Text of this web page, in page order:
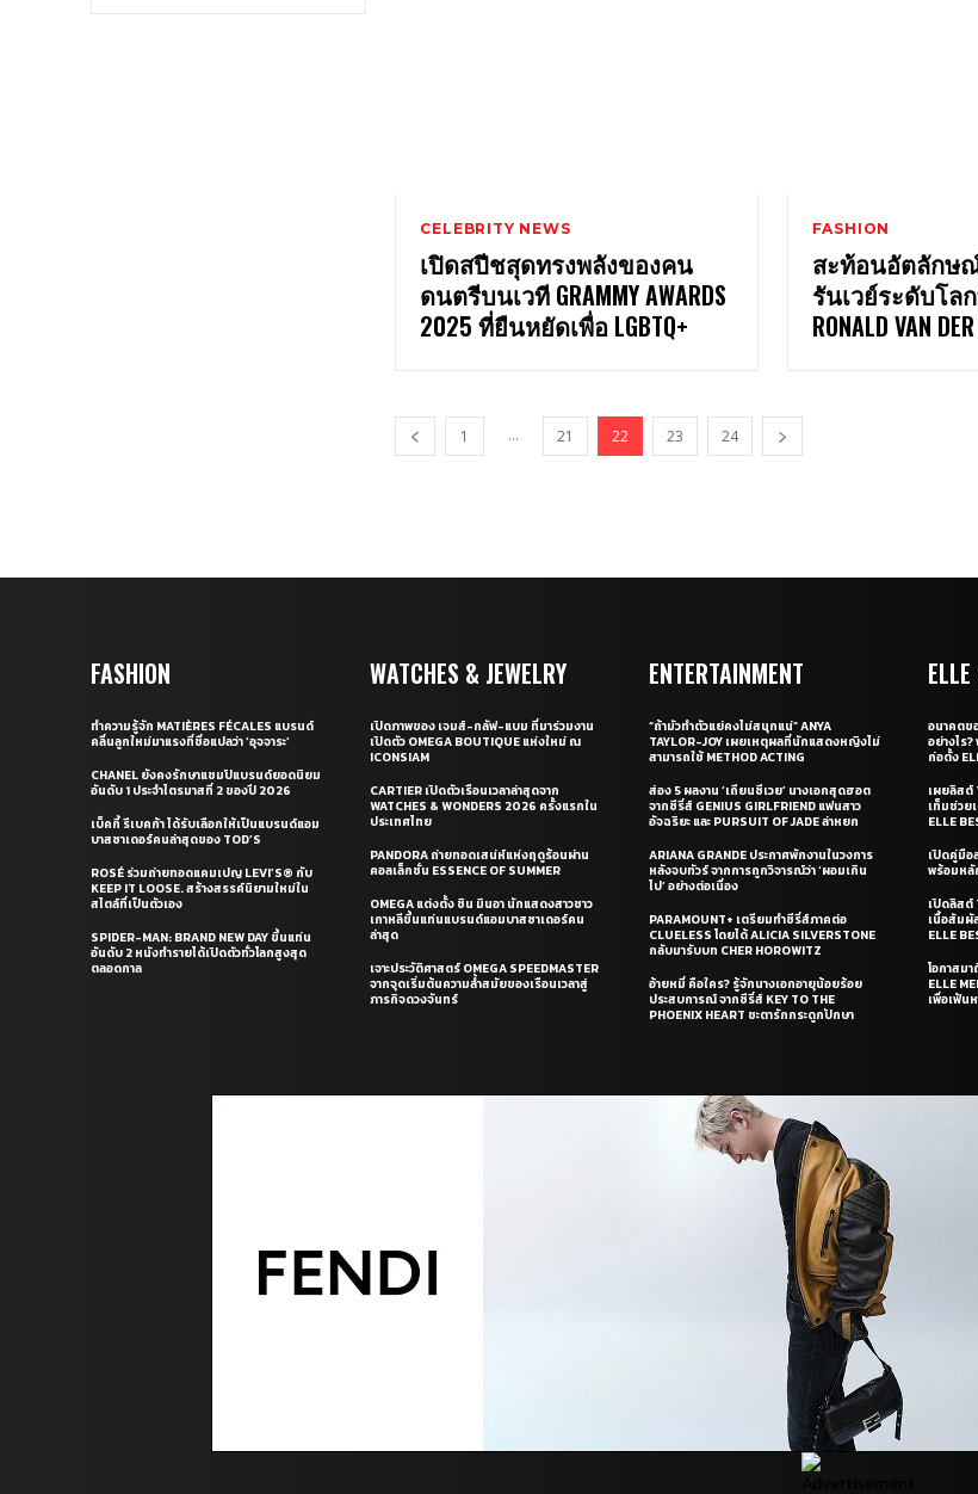
CELEBRITY NEWS
เปิดสปีชสุดทรงพลังของคน
ดนตรีบนเวที GRAMMY AWARDS
2025 ที่ยืนหยัดเพื่อ LGBTQ+
FASHION
สะท้อนอัตลักษณ์
รันเวย์ระดับโล
RONALD VAN
1 ... 21 22 23 24
FASHION
ทำความรู้จัก MATIÈRES FÉCALES แบรนด์
คลื่นลูกใหม่มาแรงที่ชื่อแปลว่า ‘อุจจาระ’
CHANEL ยังคงรักษาแชมป์แบรนด์ยอดนิยม
อันดับ 1 ประจำไตรมาสที่ 2 ของปี 2026
เบ็คกี้ รีเบคก้า ได้รับเลือกให้เป็นแบรนด์แอม
บาสซาเดอร์คนล่าสุดของ TOD’S
ROSÉ ร่วมถ่ายทอดแคมเปญ LEVI’S® กับ
KEEP IT LOOSE. สร้างสรรค์นิยามใหม่ใน
สไตล์ที่เป็นตัวเอง
SPIDER-MAN: BRAND NEW DAY ขึ้นแท่น
อันดับ 2 หนังทำรายได้เปิดตัวทั่วโลกสูงสุด
ตลอดกาล
WATCHES & JEWELRY
เปิดภาพของ เจมส์-กลัฟ-แบม ที่มาร่วมงาน
เปิดตัว OMEGA BOUTIQUE แห่งใหม่ ณ
ICONSIAM
CARTIER เปิดตัวเรือนเวลาล่าสุดจาก
WATCHES & WONDERS 2026 ครั้งแรกใน
ประเทศไทย
PANDORA ถ่ายทอดเสน่ห์แห่งฤดูร้อนผ่าน
คอลเล็กชั่น ESSENCE OF SUMMER
OMEGA แต่งตั้ง ชิน มินอา นักแสดงสาวชาว
เกาหลีขึ้นแท่นแบรนด์แอมบาสซาเดอร์คน
ล่าสุด
เจาะประวัติศาสตร์ OMEGA SPEEDMASTER
จากจุดเริ่มต้นความล้ำสมัยของเรือนเวลาสู่
ภารกิจดวงจันทร์
ENTERTAINMENT
“ถ้ามัวทำตัวแย่คงไม่สนุกแน่” ANYA
TAYLOR-JOY เผยเหตุผลที่นักแสดงหญิงไม่
สามารถใช้ METHOD ACTING
ส่อง 5 ผลงาน ‘เถียนซีเวย’ นางเอกสุดฮอต
จากซีรี่ส์ GENIUS GIRLFRIEND แฟนสาว
อัจฉริยะ และ PURSUIT OF JADE ล่าหยก
ARIANA GRANDE ประกาศพักงานในวงการ
หลังจบทัวร์ จากการถูกวิจารณ์ว่า ‘ผอมเกิน
ไป’ อย่างต่อเนื่อง
PARAMOUNT+ เตรียมทำซีรี่ส์ภาคต่อ
CLUELESS โดยได้ ALICIA SILVERSTONE
กลับมารับบท CHER HOROWITZ
อ้ายหมี่ คือใคร? รู้จักนางเอกอายุน้อยร้อย
ประสบการณ์ จากซีรี่ส์ KEY TO THE
PHOENIX HEART ชะตารักกระดูกปักษา
อนาคตข
อย่างไร
ก่อตั้ง
เผยลิสต์
เท็มช่วย
ELLE
เปิดคู่มือ
พร้อมหลั
เปิดลิสต์
เนื้อสัมผั
ELLE
โอกาสม
ELLE
เพื่อเฟ้น